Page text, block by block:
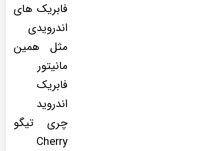
فابریک های
اندرویدی
مثل همین
مانیتور
فابریک
اندروید
چری تیگو
Cherry